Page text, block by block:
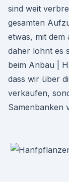
sind weit
gesamten
etwas, mit
daher lohnt es
beim Anbau |
dass wir über
verkaufen,
Samenbanken